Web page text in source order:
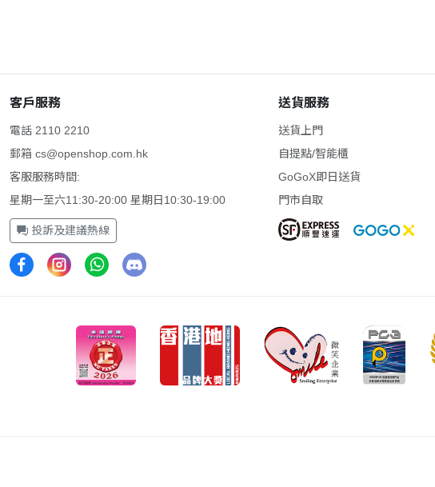
Minecraft是一款積木建築和冒險遊戲。在創作模式中用無限的資源建
是要隱藏怪物還是製作工具，盔甲或武器來戰鬥？無需獨自一人！在
探索隨機產生的世界，建造各種令人讚嘆的事物，從最簡單的房屋到
客戶服務
電話 2110 2210
郵箱 cs@openshop.com.hk
客服服務時間:
星期一至六11:30-20:00 星期日10:30-19:00
投訴及建議熱線
送貨服務
送貨上門
自提點/智能櫃
GoGoX即日送貨
門市自取